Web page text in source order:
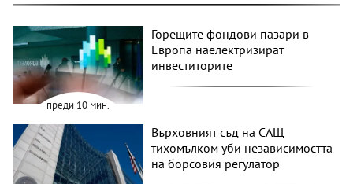
преди 10 мин.
Горещите фондови пазари в
Европа наелектризират
инвеститорите
Върховният съд на САЩ
тихомълком уби независимостта
на борсовия регулатор